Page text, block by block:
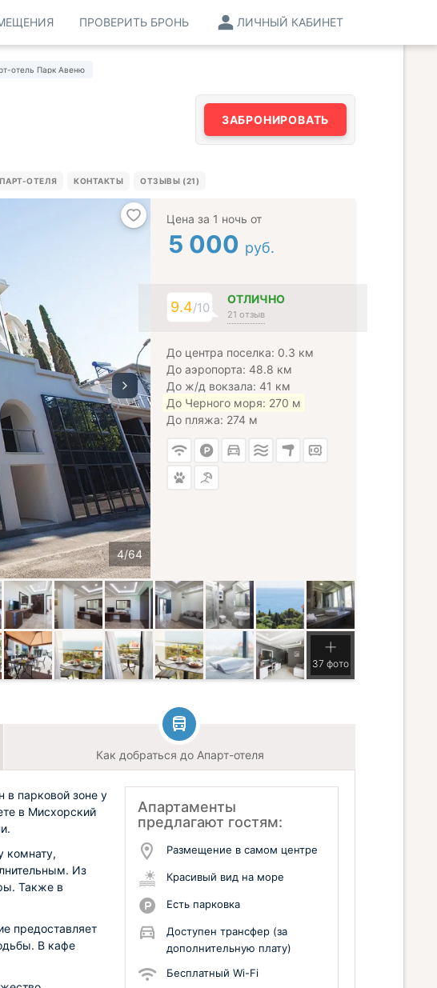
ЛИЧНЫЙ КАБИНЕТ
ПРОВЕРИТЬ БРОНЬ
отель Парк Авеню
ЗАБРОНИРОВАТЬ
ОТЕЛЯ КОНТАКТЫ ОТЗЫВЫ (21)
Цена за 1 ночь от
5 000 руб.
9.4/10
ОТЛИЧНО
21 отзыв
До центра поселка: 0.3 км
До аэропорта: 48.8 км
До ж/д вокзала: 41 км
До Черного моря: 270 м
До пляжа: 274 м
37 фото
Как добраться до Апарт-отеля
Апартаменты
предлагают гостям:
Размещение в самом центре
Красивый вид на море
Есть парковка
Доступен трансфер (за
дополнительную плату)
Бесплатный Wi-Fi
в парковой зоне у
в Мисхорский
комнату,
Из
Также в
предоставляет
В кафе